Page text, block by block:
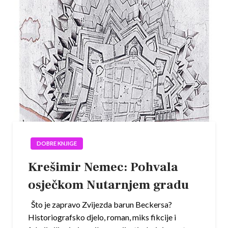
DOBRE KNJIGE
Krešimir Nemec: Pohvala
osječkom Nutarnjem gradu
Što je zapravo Zvijezda barun Beckersa?
Historiografsko djelo, roman, miks fikcije i